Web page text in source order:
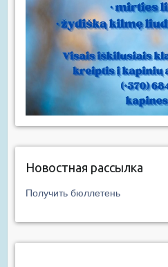
Новостная рассылка
Получить бюллетень